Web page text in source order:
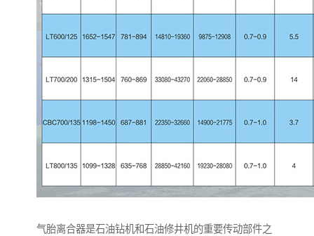
气胎离合器是石油钻机和石油修井机的重要传动部件之